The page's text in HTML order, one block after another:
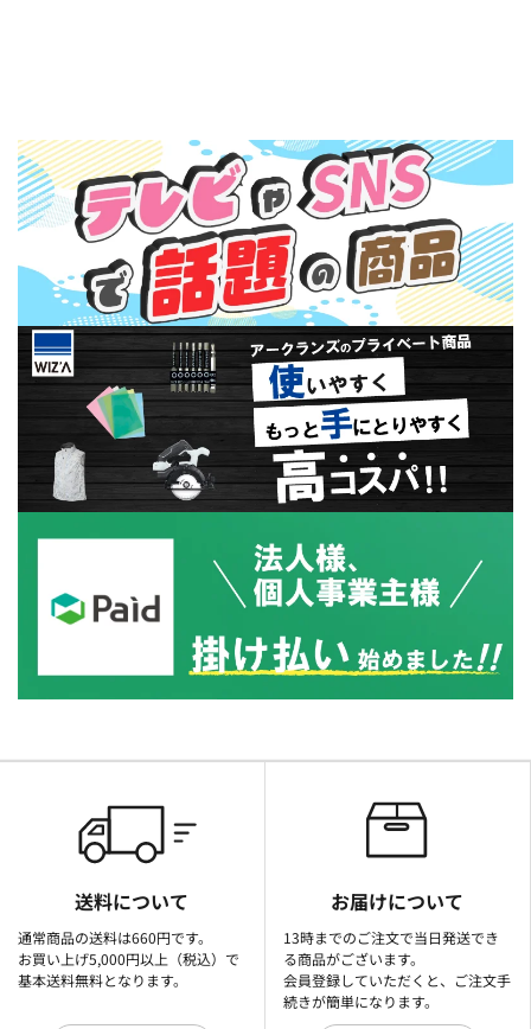
送料について
通常商品の送料は660円です。
お買い上げ5,000円以上（税込）で
基本送料無料となります。
お届けについて
13時までのご注文で当日発送でき
る商品がございます。
会員登録していただくと、ご注文手
続きが簡単になります。